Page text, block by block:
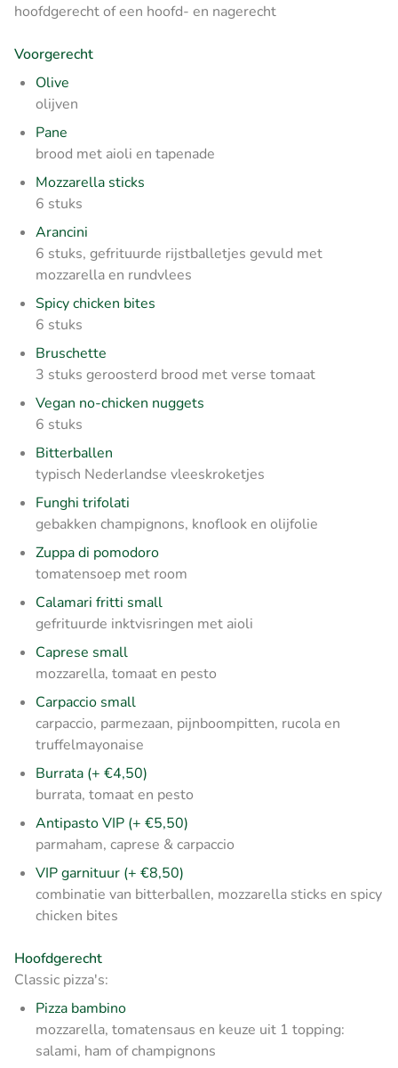
hoofdgerecht of een hoofd- en nagerecht
Voorgerecht
Olive
olijven
Pane
brood met aioli en tapenade
Mozzarella sticks
6 stuks
Arancini
6 stuks, gefrituurde rijstballetjes gevuld met
mozzarella en rundvlees
Spicy chicken bites
6 stuks
Bruschette
3 stuks geroosterd brood met verse tomaat
Vegan no-chicken nuggets
6 stuks
Bitterballen
typisch Nederlandse vleeskroketjes
Funghi trifolati
gebakken champignons, knoflook en olijfolie
Zuppa di pomodoro
tomatensoep met room
Calamari fritti small
gefrituurde inktvisringen met aioli
Caprese small
mozzarella, tomaat en pesto
Carpaccio small
carpaccio, parmezaan, pijnboompitten, rucola en
truffelmayonaise
Burrata (+ €4,50)
burrata, tomaat en pesto
Antipasto VIP (+ €5,50)
parmaham, caprese & carpaccio
VIP garnituur (+ €8,50)
combinatie van bitterballen, mozzarella sticks en spicy
chicken bites
Hoofdgerecht
Classic pizza's:
Pizza bambino
mozzarella, tomatensaus en keuze uit 1 topping:
salami, ham of champignons